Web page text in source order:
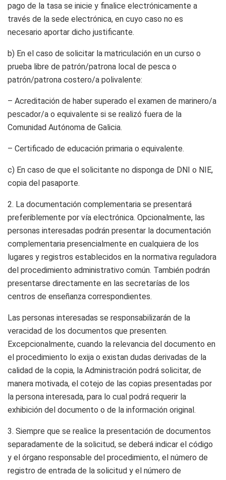
pago de la tasa se inicie y finalice electrónicamente a
través de la sede electrónica, en cuyo caso no es
necesario aportar dicho justificante.
b) En el caso de solicitar la matriculación en un curso o
prueba libre de patrón/patrona local de pesca o
patrón/patrona costero/a polivalente:
– Acreditación de haber superado el examen de marinero/a
pescador/a o equivalente si se realizó fuera de la
Comunidad Autónoma de Galicia.
– Certificado de educación primaria o equivalente.
c) En caso de que el solicitante no disponga de DNI o NIE,
copia del pasaporte.
2. La documentación complementaria se presentará
preferiblemente por vía electrónica. Opcionalmente, las
personas interesadas podrán presentar la documentación
complementaria presencialmente en cualquiera de los
lugares y registros establecidos en la normativa reguladora
del procedimiento administrativo común. También podrán
presentarse directamente en las secretarías de los
centros de enseñanza correspondientes.
Las personas interesadas se responsabilizarán de la
veracidad de los documentos que presenten.
Excepcionalmente, cuando la relevancia del documento en
el procedimiento lo exija o existan dudas derivadas de la
calidad de la copia, la Administración podrá solicitar, de
manera motivada, el cotejo de las copias presentadas por
la persona interesada, para lo cual podrá requerir la
exhibición del documento o de la información original.
3. Siempre que se realice la presentación de documentos
separadamente de la solicitud, se deberá indicar el código
y el órgano responsable del procedimiento, el número de
registro de entrada de la solicitud y el número de